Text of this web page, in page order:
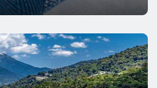
Сен 26, 2024